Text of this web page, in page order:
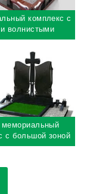
комплекс с
волнистыми
ограды
мемориальный
с большой зоной